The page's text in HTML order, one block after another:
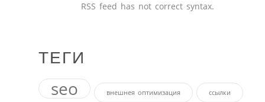
RSS feed has not correct syntax.
ТЕГИ
seo внешнея оптимизация ссылки